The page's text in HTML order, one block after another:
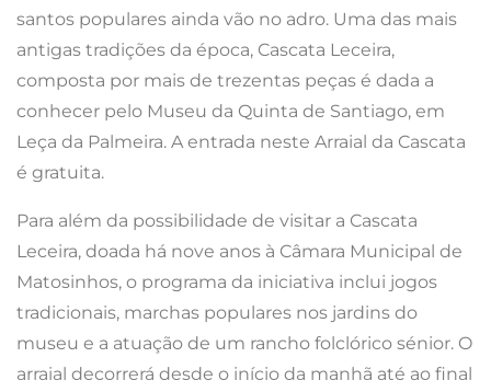
santos populares ainda vão no adro. Uma das mais
antigas tradições da época, Cascata Leceira,
composta por mais de trezentas peças é dada a
conhecer pelo Museu da Quinta de Santiago, em
Leça da Palmeira. A entrada neste Arraial da Cascata
é gratuita.
Para além da possibilidade de visitar a Cascata
Leceira, doada há nove anos à Câmara Municipal de
Matosinhos, o programa da iniciativa inclui jogos
tradicionais, marchas populares nos jardins do
museu e a atuação de um rancho folclórico sénior. O
arraial decorrerá desde o início da manhã até ao final